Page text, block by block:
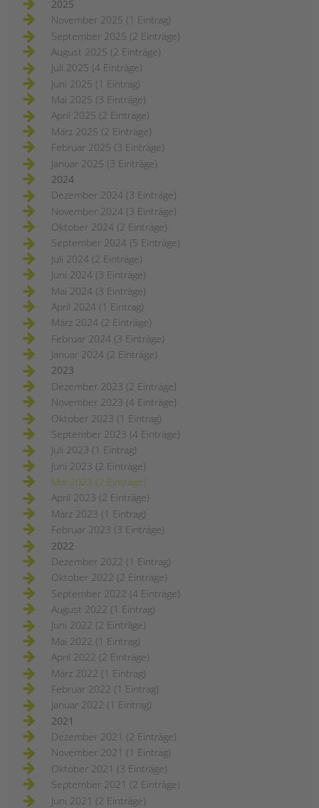
2025
November 2025 (1 Eintrag)
September 2025 (2 Einträge)
August 2025 (2 Einträge)
Juli 2025 (4 Einträge)
Juni 2025 (1 Eintrag)
Mai 2025 (3 Einträge)
April 2025 (2 Einträge)
März 2025 (2 Einträge)
Februar 2025 (3 Einträge)
Januar 2025 (3 Einträge)
2024
Dezember 2024 (3 Einträge)
November 2024 (3 Einträge)
Oktober 2024 (2 Einträge)
September 2024 (5 Einträge)
Juli 2024 (2 Einträge)
Juni 2024 (3 Einträge)
Mai 2024 (3 Einträge)
April 2024 (1 Eintrag)
März 2024 (2 Einträge)
Februar 2024 (3 Einträge)
Januar 2024 (2 Einträge)
2023
Dezember 2023 (2 Einträge)
November 2023 (4 Einträge)
Oktober 2023 (1 Eintrag)
September 2023 (4 Einträge)
Juli 2023 (1 Eintrag)
Juni 2023 (2 Einträge)
Mai 2023 (2 Einträge)
April 2023 (2 Einträge)
März 2023 (1 Eintrag)
Februar 2023 (3 Einträge)
2022
Dezember 2022 (1 Eintrag)
Oktober 2022 (2 Einträge)
September 2022 (4 Einträge)
August 2022 (1 Eintrag)
Juni 2022 (2 Einträge)
Mai 2022 (1 Eintrag)
April 2022 (2 Einträge)
März 2022 (1 Eintrag)
Februar 2022 (1 Eintrag)
Januar 2022 (1 Eintrag)
2021
Dezember 2021 (2 Einträge)
November 2021 (1 Eintrag)
Oktober 2021 (3 Einträge)
September 2021 (2 Einträge)
Juni 2021 (2 Einträge)